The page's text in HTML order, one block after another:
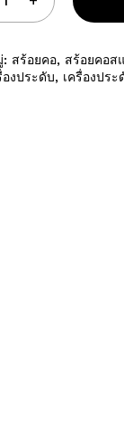
: สร้อยคอ, สร้อยคอส
องประดับ, เครื่องประ